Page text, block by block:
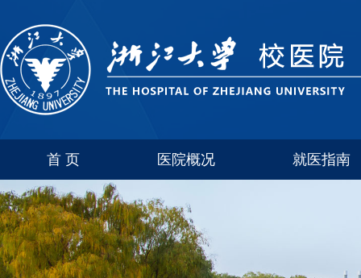
首 页 医院概况
联系方式
科室简介
就医指南